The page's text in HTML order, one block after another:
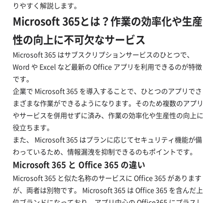
りやすく解説します。
Microsoft 365とは？作業の効率化や生産
性の向上に不可欠なサービス
Microsoft 365 はサブスクリプションサービスのひとつで、
Word や Excel など最新の Office アプリを利用できるのが特徴
です。
企業で Microsoft 365 を導入することで、ひとつのアプリでさ
まざまな作業ができるようになります。そのため複数のアプリ
やサービスを併用せずに済み、作業の効率化や生産性の向上に
役立ちます。
また、 Microsoft 365 はプランに応じてセキュリティ機能が備
わっているため、情報漏洩を抑制できるのもポイントです。
Microsoft 365 と Office 365 の違い
Microsoft 365 と似た名称のサービスに Office 365 があります
が、両者は別物です。 Microsoft 365 は Office 365 を含んだ上